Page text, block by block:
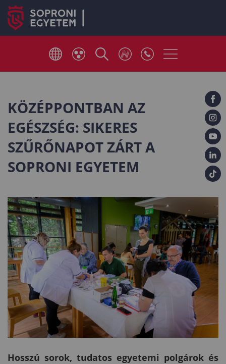
KÖZÉPPONTBAN AZ
EGÉSZSÉG: SIKERES
SZŰRŐNAPOT ZÁRT A
SOPRONI EGYETEM
Hosszú sorok, tudatos egyetemi polgárok és